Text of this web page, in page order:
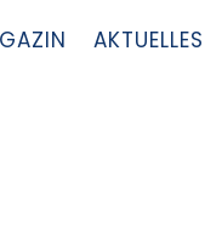
AKTUELLES